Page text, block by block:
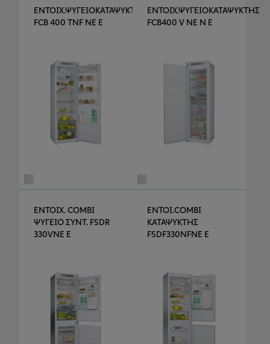
ΕΝΤΟΙΧ.ΨΥΓΕΙΟΚΑΤΑΨΥΚΤΗΣ
FCB 400 TNF NE E
ΕΝΤΟΙΧ.ΨΥΓΕΙΟΚΑΤΑΨΥΚΤΗΣ
FCB400 V NE N E
ΕΝΤΟΙΧ. COMBI
ΨΥΓΕΙΟ ΣΥΝΤ. FSDR
330VNE E
ΕΝΤΟΙ.COMBI
ΚΑΤΑΨΥΚΤΗΣ
FSDF330NFNE E